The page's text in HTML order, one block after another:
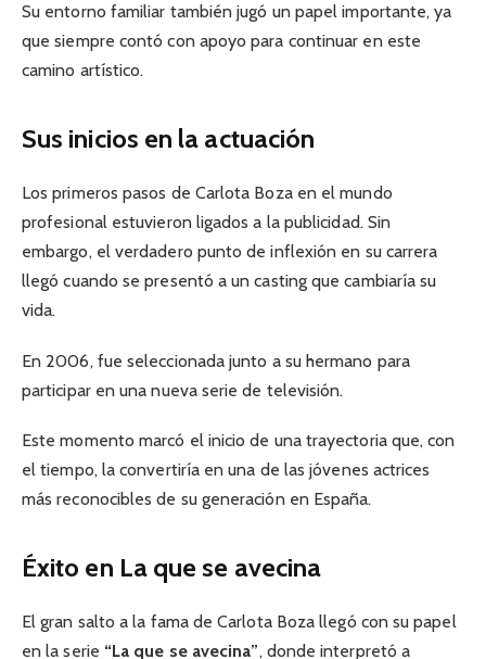
Su entorno familiar también jugó un papel importante, ya
que siempre contó con apoyo para continuar en este
camino artístico.
Sus inicios en la actuación
Los primeros pasos de Carlota Boza en el mundo
profesional estuvieron ligados a la publicidad. Sin
embargo, el verdadero punto de inflexión en su carrera
llegó cuando se presentó a un casting que cambiaría su
vida.
En 2006, fue seleccionada junto a su hermano para
participar en una nueva serie de televisión.
Este momento marcó el inicio de una trayectoria que, con
el tiempo, la convertiría en una de las jóvenes actrices
más reconocibles de su generación en España.
Éxito en La que se avecina
El gran salto a la fama de Carlota Boza llegó con su papel
en la serie “La que se avecina”, donde interpretó a